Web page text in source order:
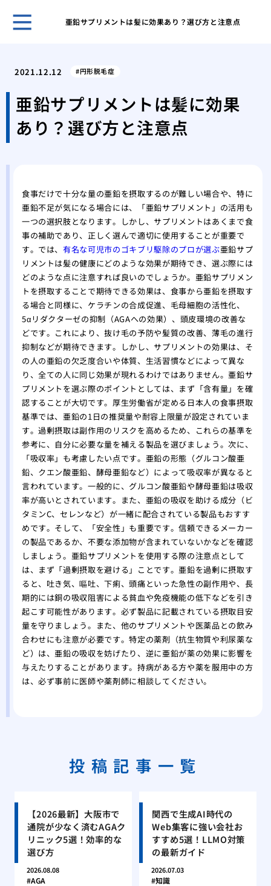
亜鉛サプリメントは髪に効果あり？選び方と注意点
肌
ケ
脱
効で
薄
を
自
院
夏
する
有
る方
あ
の
大阪
版
専
2021.12.12 円形脱毛症
亜鉛サプリメントは髪に効果
あり？選び方と注意点
食事だけで十分な量の亜鉛を摂取するのが難しい場合や、特に
亜鉛不足が気になる場合には、「亜鉛サプリメント」の活用も
一つの選択肢となります。しかし、サプリメントはあくまで食
事の補助であり、正しく選んで適切に使用することが重要で
す。では、有名な可児市のゴキブリ駆除のプロが選ぶ亜鉛サプ
リメントは髪の健康にどのような効果が期待でき、選ぶ際には
どのような点に注意すれば良いのでしょうか。亜鉛サプリメン
トを摂取することで期待できる効果は、食事から亜鉛を摂取す
る場合と同様に、ケラチンの合成促進、毛母細胞の活性化、
5αリダクターゼの抑制（AGAへの効果）、頭皮環境の改善な
どです。これにより、抜け毛の予防や髪質の改善、薄毛の進行
抑制などが期待できます。しかし、サプリメントの効果は、そ
の人の亜鉛の欠乏度合いや体質、生活習慣などによって異な
り、全ての人に同じ効果が現れるわけではありません。亜鉛サ
プリメントを選ぶ際のポイントとしては、まず「含有量」を確
認することが大切です。厚生労働省が定める日本人の食事摂取
基準では、亜鉛の1日の推奨量や耐容上限量が設定されていま
す。過剰摂取は副作用のリスクを高めるため、これらの基準を
参考に、自分に必要な量を補える製品を選びましょう。次に、
「吸収率」も考慮したい点です。亜鉛の形態（グルコン酸亜
鉛、クエン酸亜鉛、酵母亜鉛など）によって吸収率が異なると
言われています。一般的に、グルコン酸亜鉛や酵母亜鉛は吸収
率が高いとされています。また、亜鉛の吸収を助ける成分（ビ
タミンC、セレンなど）が一緒に配合されている製品もおすす
めです。そして、「安全性」も重要です。信頼できるメーカー
の製品であるか、不要な添加物が含まれていないかなどを確認
しましょう。亜鉛サプリメントを使用する際の注意点として
は、まず「過剰摂取を避ける」ことです。亜鉛を過剰に摂取す
ると、吐き気、嘔吐、下痢、頭痛といった急性の副作用や、長
期的には銅の吸収阻害による貧血や免疫機能の低下などを引き
起こす可能性があります。必ず製品に記載されている摂取目安
量を守りましょう。また、他のサプリメントや医薬品との飲み
合わせにも注意が必要です。特定の薬剤（抗生物質や利尿薬な
ど）は、亜鉛の吸収を妨げたり、逆に亜鉛が薬の効果に影響を
与えたりすることがあります。持病がある方や薬を服用中の方
は、必ず事前に医師や薬剤師に相談してください。
投稿記事一覧
【2026最新】大阪市で
通院が少なく済むAGAク
リニック5選！効率的な
選び方
2026.08.08
AGA
関西で生成AI時代の
Web集客に強い会社お
すすめ5選！LLMO対策
の最新ガイド
2026.07.03
知識